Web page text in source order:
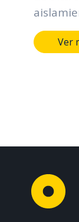
THHN/
Ver